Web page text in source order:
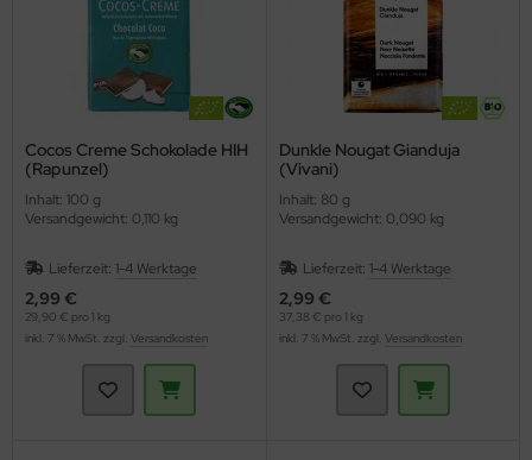
Cocos Creme Schokolade HIH
(Rapunzel)
Inhalt: 100 g
Versandgewicht: 0,110 kg
Lieferzeit: 1-4 Werktage
2,99 €
29,90 € pro 1 kg
inkl. 7 % MwSt. zzgl. Versandkosten
Dunkle Nougat Gianduja
(Vivani)
Inhalt: 80 g
Versandgewicht: 0,090 kg
Lieferzeit: 1-4 Werktage
2,99 €
37,38 € pro 1 kg
inkl. 7 % MwSt. zzgl. Versandkosten